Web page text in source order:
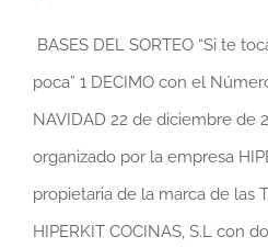
Sorteo 2025 Si toca…
BASES DEL SORTEO “Si te
poca” 1 DECIMO con el
NAVIDAD 22 de diciembre de
organizado por la empresa
propietaria de la marca de las
HIPERKIT COCINAS, S.L con